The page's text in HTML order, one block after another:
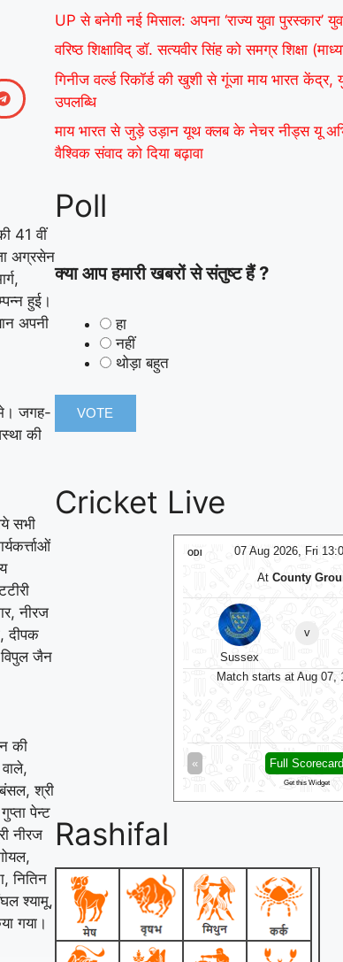
41 वीं
अग्रसेन
हुई।
अपनी
जगह-
की
सभी
नीरज
दीपक
विपुल जैन
की
श्री
पेन्ट
नीरज
नितिन
श्यामू,
गया।
UP से बनेगी नई मिसाल: अपना ‘राज्य युवा पुरस्कार’
वरिष्ठ शिक्षाविद् डॉ. सत्यवीर सिंह को समग्र शिक्षा
गिनीज वर्ल्ड रिकॉर्ड की खुशी से गूंजा माय भारत केंद्र,
उपलब्धि
माय भारत से जुड़े उड़ान यूथ क्लब के नेचर नीड्स यू
वैश्विक संवाद को दिया बढ़ावा
Poll
क्या आप हमारी खबरों से संतुष्ट हैं ?
हा
नहीं
थोड़ा बहुत
Cricket Live
2026, Fri 13:00 GMT
v
at Aug 07, 13:00 GMT
Full Scorecard
Get this Widget
07 Aug 2026, Fri
ODI
The Cooper Associates
Somerset
Match starts at Aug 07,
« Full Scorecard
Get this Widget
Rashifal